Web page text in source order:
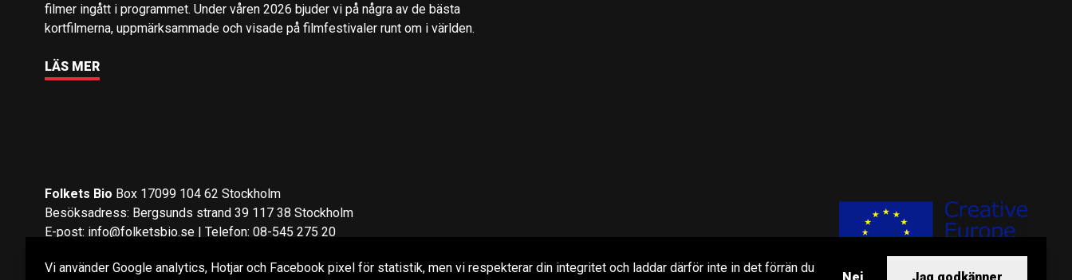
Vi använder Google analytics, Hotjar och Facebook pixel för statistik, men vi respekterar din integritet och laddar därför inte in det förrän du
filmer ingått i programmet. Under våren 2026 bjuder vi på några av de bästa
kortfilmerna, uppmärksammade och visade på filmfestivaler runt om i världen.
LÄS MER
Folkets Bio Box 17099 104 62 Stockholm
Besöksadress: Bergsunds strand 39 117 38 Stockholm
E-post: info@folketsbio.se | Telefon: 08-545 275 20
Följ oss på: Facebook&Instagram